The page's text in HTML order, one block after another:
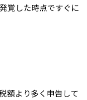
覚した時点ですぐに
額より多く申告して